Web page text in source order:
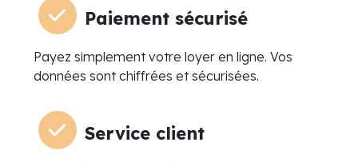
Paiement sécurisé
Payez simplement votre loyer en ligne. Vos
données sont chiffrées et sécurisées.
Service client